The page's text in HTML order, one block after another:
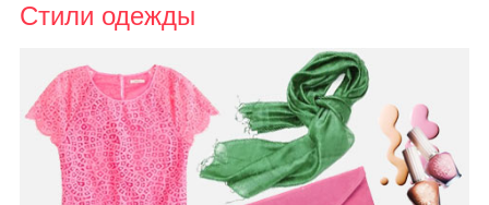
Стили одежды